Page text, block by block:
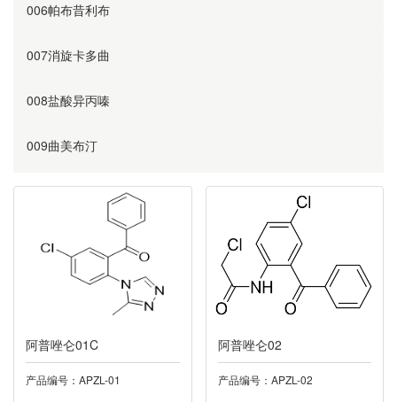
006帕布昔利布
007消旋卡多曲
008盐酸异丙嗪
009曲美布汀
010奥美沙坦
012阿齐沙坦
014诺氟沙星
阿普唑仑01C
产品编号：APZL-01
阿普唑仑02
产品编号：APZL-02